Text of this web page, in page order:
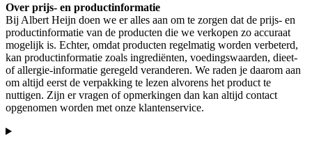
Over prijs- en productinformatie
Bij Albert Heijn doen we er alles aan om te zorgen dat de prijs- en
productinformatie van de producten die we verkopen zo accuraat
mogelijk is. Echter, omdat producten regelmatig worden verbeterd,
kan productinformatie zoals ingrediënten, voedingswaarden, dieet-
of allergie-informatie geregeld veranderen. We raden je daarom aan
om altijd eerst de verpakking te lezen alvorens het product te
nuttigen. Zijn er vragen of opmerkingen dan kan altijd contact
opgenomen worden met onze klantenservice.